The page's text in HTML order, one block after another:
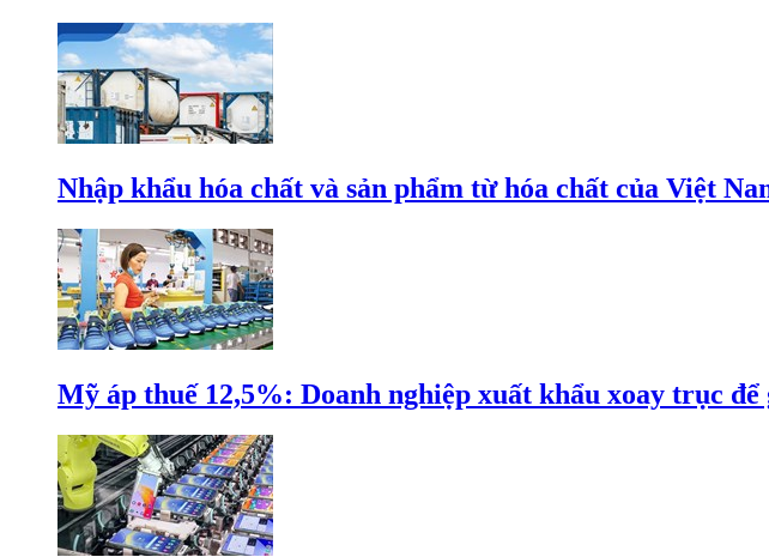
Nhập khẩu hóa chất và sản phẩm từ hóa chất của Việt
Mỹ áp thuế 12,5%: Doanh nghiệp xuất khẩu xoay trục